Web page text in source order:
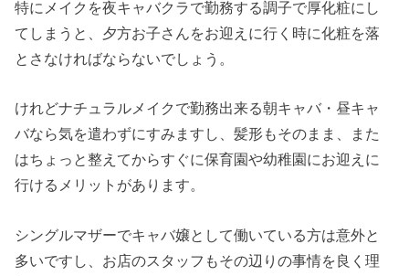
特にメイクを夜キャバクラで勤務する調子で厚化粧にし
てしまうと、夕方お子さんをお迎えに行く時に化粧を落
とさなければならないでしょう。
けれどナチュラルメイクで勤務出来る朝キャバ・昼キャ
バなら気を遣わずにすみますし、髪形もそのまま、また
はちょっと整えてからすぐに保育園や幼稚園にお迎えに
行けるメリットがあります。
シングルマザーでキャバ嬢として働いている方は意外と
多いですし、お店のスタッフもその辺りの事情を良く理